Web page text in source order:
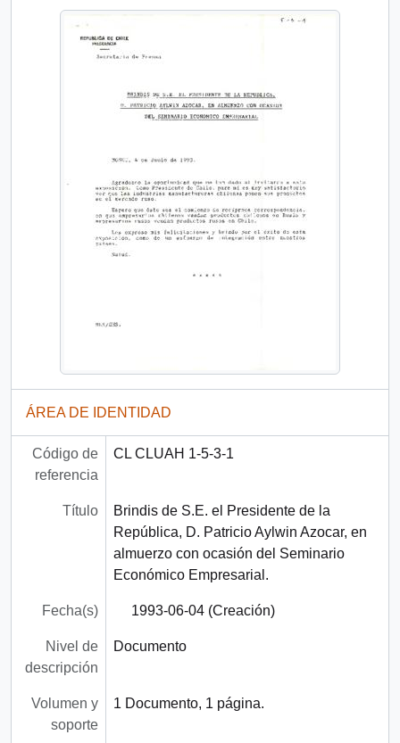
ÁREA DE IDENTIDAD
Código de
referencia
CL CLUAH 1-5-3-1
Título
Brindis de S.E. el Presidente de la
República, D. Patricio Aylwin Azocar, en
almuerzo con ocasión del Seminario
Económico Empresarial.
Fecha(s) 1993-06-04 (Creación)
Nivel de
descripción
Documento
Volumen y
soporte
1 Documento, 1 página.